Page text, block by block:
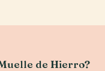
de Hierro?